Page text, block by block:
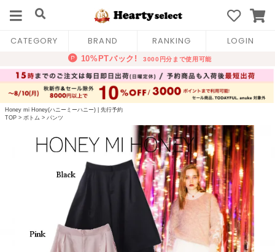
CATEGORY BRAND RANKING LOGIN
Honey mi Honey(ハニーミーハニー)
先行予約
TOP > ボトム > パンツ